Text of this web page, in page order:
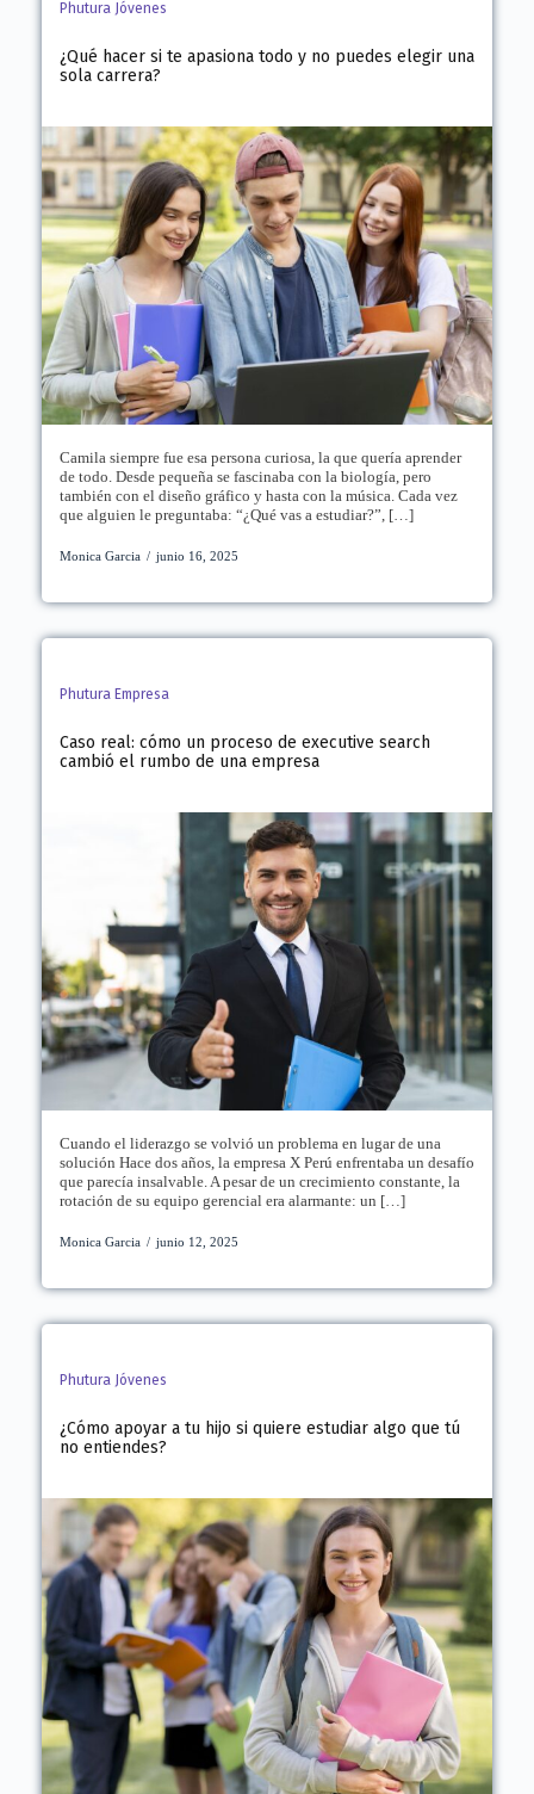
Phutura Jóvenes
¿Qué hacer si te apasiona todo y no puedes elegir una
sola carrera?
Camila siempre fue esa persona curiosa, la que quería aprender
de todo. Desde pequeña se fascinaba con la biología, pero
también con el diseño gráfico y hasta con la música. Cada vez
que alguien le preguntaba: “¿Qué vas a estudiar?”, […]
Monica Garcia / junio 16, 2025
Phutura Empresa
Caso real: cómo un proceso de executive search
cambió el rumbo de una empresa
Cuando el liderazgo se volvió un problema en lugar de una
solución Hace dos años, la empresa X Perú enfrentaba un desafío
que parecía insalvable. A pesar de un crecimiento constante, la
rotación de su equipo gerencial era alarmante: un […]
Monica Garcia / junio 12, 2025
Phutura Jóvenes
¿Cómo apoyar a tu hijo si quiere estudiar algo que tú
no entiendes?